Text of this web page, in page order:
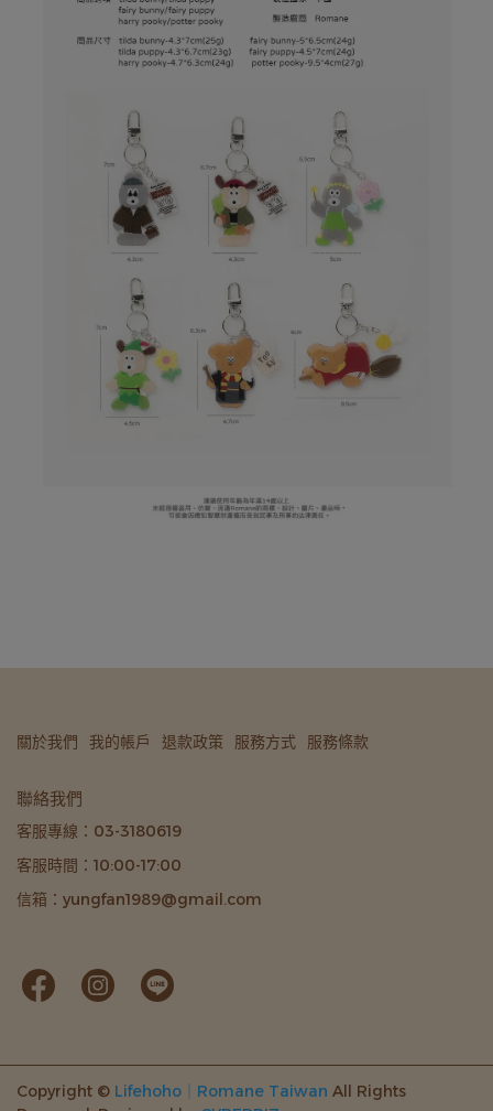
關於我們 我的帳戶 退款政策 服務方式 服務條款
聯絡我們
客服專線：03-3180619
客服時間：10:00-17:00
信箱：yungfan1989@gmail.com
Copyright © Lifehoho｜Romane Taiwan All Rights